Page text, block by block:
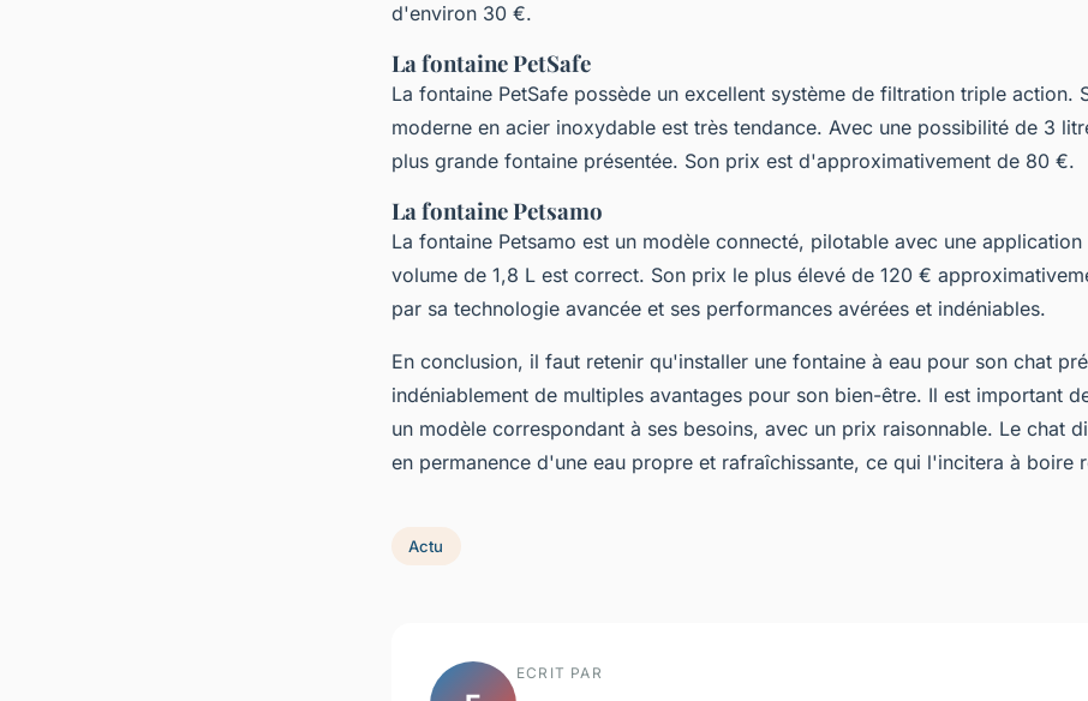
d'environ 30 €.
La fontaine PetSafe
La fontaine PetSafe possède un excellent système de filtration triple action.
moderne en acier inoxydable est très tendance. Avec une possibilité de 3
plus grande fontaine présentée. Son prix est d'approximativement de 80 €.
La fontaine Petsamo
La fontaine Petsamo est un modèle connecté, pilotable avec une
volume de 1,8 L est correct. Son prix le plus élevé de 120 €
par sa technologie avancée et ses performances avérées et indéniables.
En conclusion, il faut retenir qu'installer une fontaine à eau pour son chat
indéniablement de multiples avantages pour son bien-être. Il est important
un modèle correspondant à ses besoins, avec un prix raisonnable. Le chat
en permanence d'une eau propre et rafraîchissante, ce qui l'incitera à boire
Actu
ECRIT PAR